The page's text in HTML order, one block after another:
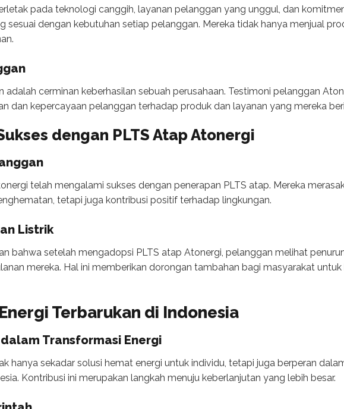
pada teknologi canggih, layanan pelanggan yang unggul, dan
sesuai dengan kebutuhan setiap pelanggan. Mereka tidak hanya menjual
adalah cerminan keberhasilan sebuah perusahaan. Testimoni pelanggan
dan kepercayaan pelanggan terhadap produk dan layanan yang mereka
dengan PLTS Atap Atonergi
telah mengalami sukses dengan penerapan PLTS atap. Mereka
tetapi juga kontribusi positif terhadap lingkungan.
Listrik
bahwa setelah mengadopsi PLTS atap Atonergi, pelanggan melihat
mereka. Hal ini memberikan dorongan tambahan bagi masyarakat untuk
Terbarukan di Indonesia
dalam Transformasi Energi
hanya sekadar solusi hemat energi untuk individu, tetapi juga berperan
Kontribusi ini merupakan langkah menuju keberlanjutan yang lebih besar.